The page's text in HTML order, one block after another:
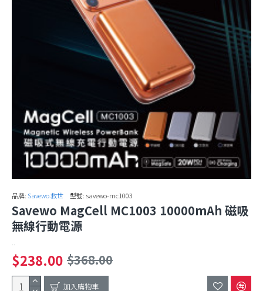
品牌: Savewo 救世 型號: savewo-mc1003
Savewo MagCell MC1003 10000mAh 磁吸
無線行動電源
..
$238.00 $368.00
加入購物車